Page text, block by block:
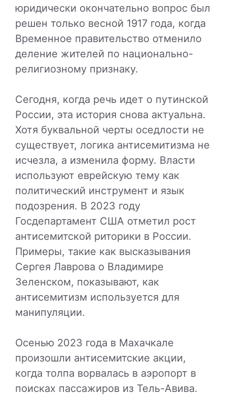
юридически окончательно вопрос был
решен только весной 1917 года, когда
Временное правительство отменило
деление жителей по национально-
религиозному признаку.
Сегодня, когда речь идет о путинской
России, эта история снова актуальна.
Хотя буквальной черты оседлости не
существует, логика антисемитизма не
исчезла, а изменила форму. Власти
используют еврейскую тему как
политический инструмент и язык
подозрения. В 2023 году
Госдепартамент США отметил рост
антисемитской риторики в России.
Примеры, такие как высказывания
Сергея Лаврова о Владимире
Зеленском, показывают, как
антисемитизм используется для
манипуляции.
Осенью 2023 года в Махачкале
произошли антисемитские акции,
когда толпа ворвалась в аэропорт в
поисках пассажиров из Тель-Авива.